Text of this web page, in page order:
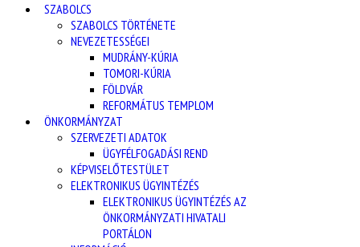
SZABOLCS
SZABOLCS TÖRTÉNETE
NEVEZETESSÉGEI
MUDRÁNY-KÚRIA
TOMORI-KÚRIA
FÖLDVÁR
REFORMÁTUS TEMPLOM
ÖNKORMÁNYZAT
SZERVEZETI ADATOK
ÜGYFÉLFOGADÁSI REND
KÉPVISELŐTESTÜLET
ELEKTRONIKUS ÜGYINTÉZÉS
ELEKTRONIKUS ÜGYINTÉZÉS AZ
ÖNKORMÁNYZATI HIVATALI
PORTÁLON